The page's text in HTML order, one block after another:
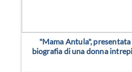
"Mama Antula",
biografia di una donna